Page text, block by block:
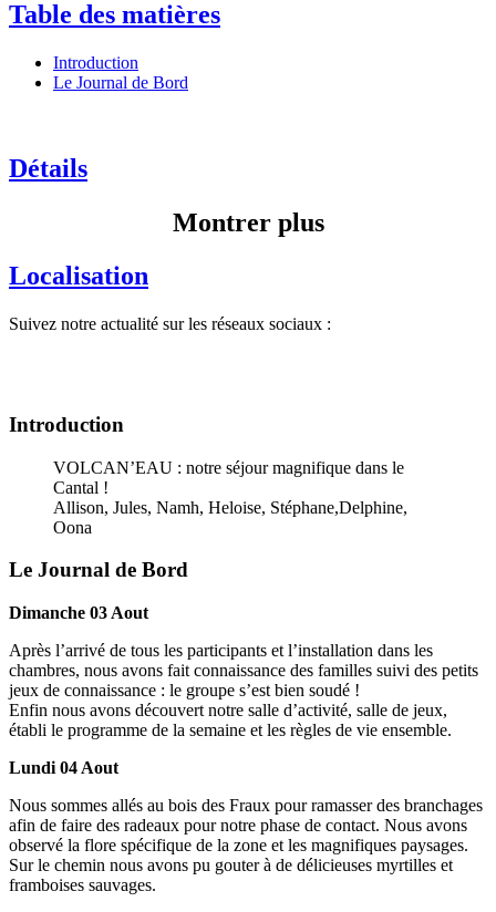
Table des matières
Introduction
Le Journal de Bord
Détails
Montrer plus
Localisation
Suivez notre actualité sur les réseaux sociaux :
Introduction
VOLCAN’EAU : notre séjour magnifique dans le
Cantal !
Allison, Jules, Namh, Heloise, Stéphane,Delphine,
Oona
Le Journal de Bord
Dimanche 03 Aout
Après l’arrivé de tous les participants et l’installation dans les
chambres, nous avons fait connaissance des familles suivi des petits
jeux de connaissance : le groupe s’est bien soudé !
Enfin nous avons découvert notre salle d’activité, salle de jeux,
établi le programme de la semaine et les règles de vie ensemble.
Lundi 04 Aout
Nous sommes allés au bois des Fraux pour ramasser des branchages
afin de faire des radeaux pour notre phase de contact. Nous avons
observé la flore spécifique de la zone et les magnifiques paysages.
Sur le chemin nous avons pu gouter à de délicieuses myrtilles et
framboises sauvages.